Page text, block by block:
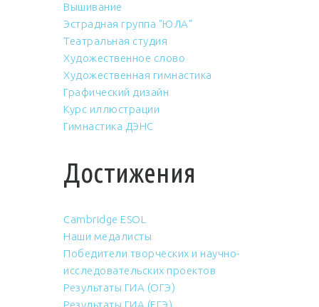
Вышивание
Эстрадная группа "ЮЛА"
Театральная студия
Художественное слово
Художественная гимнастика
Графический дизайн
Курс иллюстрации
Гимнастика ДЭНС
Достижения
Cambridge ESOL
Наши медалисты
Победители творческих и научно-
исследовательских проектов
Результаты ГИА (ОГЭ)
Результаты ГИА (ЕГЭ)